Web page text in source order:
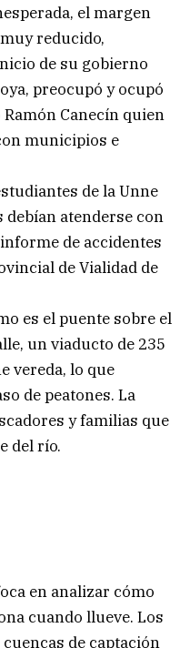
el margen
reducido,
de su gobierno
preocupó y ocupó
Canecín quien
municipios e
de la Unne
atenderse con
de accidentes
de Vialidad de
es el puente sobre el
un viaducto de 235
vereda, lo que
de peatones. La
y familias que
del río.
en analizar cómo
cuando llueve. Los
de captación